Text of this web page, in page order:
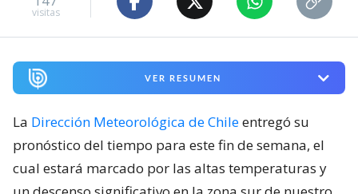
visitas
VER RESUMEN
La Dirección Meteorológica de Chileentregó su
pronóstico del tiempo para este fin de semana, el
cual estará marcado por las altas temperaturas y